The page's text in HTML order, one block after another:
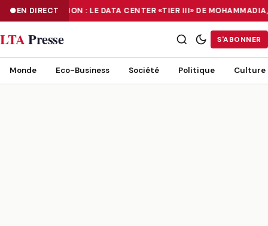
EN DIRECT
NUMÉRISATION : LE DATA CENTER «TIER III» DE
NUMÉRISATION : LE DATA CENTER «TIER III» DE MOHAMMADIA, UN
LTAPresse S'ABONNER
Monde Eco-Business Société Politique Culture